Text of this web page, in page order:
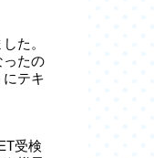
た。
ったの
テキ
受検